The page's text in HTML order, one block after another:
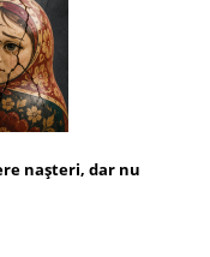
nașteri, dar nu